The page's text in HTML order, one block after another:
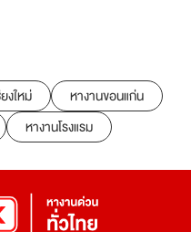
งใหม่
หางานขอนแก่น
หางานโรงแรม